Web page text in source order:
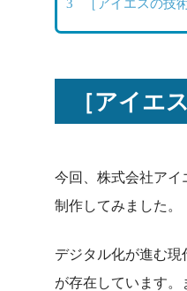
3 ［アイエスの技
［アイエ
今回、株式会社アイ
制作してみました。
デジタル化が進む
が存在しています。